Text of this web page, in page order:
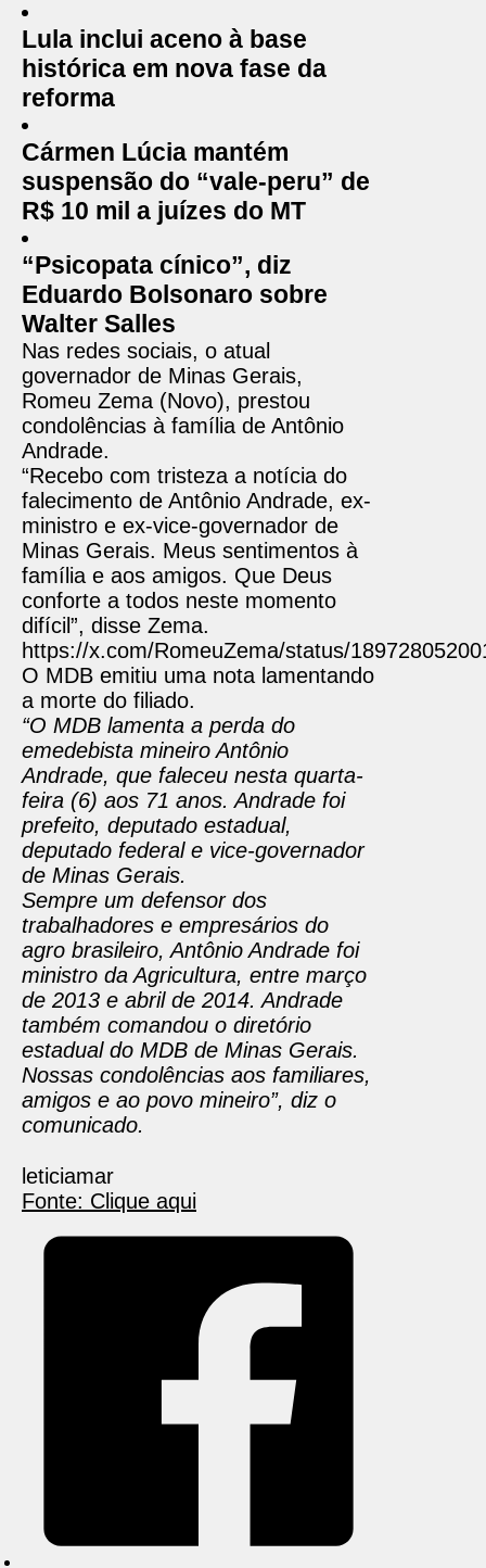
Lula inclui aceno à base
histórica em nova fase da
reforma
Cármen Lúcia mantém
suspensão do “vale-peru” de
R$ 10 mil a juízes do MT
“Psicopata cínico”, diz
Eduardo Bolsonaro sobre
Walter Salles
Nas redes sociais, o atual
governador de Minas Gerais,
Romeu Zema (Novo), prestou
condolências à família de Antônio
Andrade.
“Recebo com tristeza a notícia do
falecimento de Antônio Andrade, ex-
ministro e ex-vice-governador de
Minas Gerais. Meus sentimentos à
família e aos amigos. Que Deus
conforte a todos neste momento
difícil”, disse Zema.
https://x.com/RomeuZema/status/
O MDB emitiu uma nota lamentando
a morte do filiado.
“O MDB lamenta a perda do
emedebista mineiro Antônio
Andrade, que faleceu nesta quarta-
feira (6) aos 71 anos. Andrade foi
prefeito, deputado estadual,
deputado federal e vice-governador
de Minas Gerais.
Sempre um defensor dos
trabalhadores e empresários do
agro brasileiro, Antônio Andrade foi
ministro da Agricultura, entre março
de 2013 e abril de 2014. Andrade
também comandou o diretório
estadual do MDB de Minas Gerais.
Nossas condolências aos familiares,
amigos e ao povo mineiro”, diz o
comunicado.
leticiamar
Fonte: Clique aqui